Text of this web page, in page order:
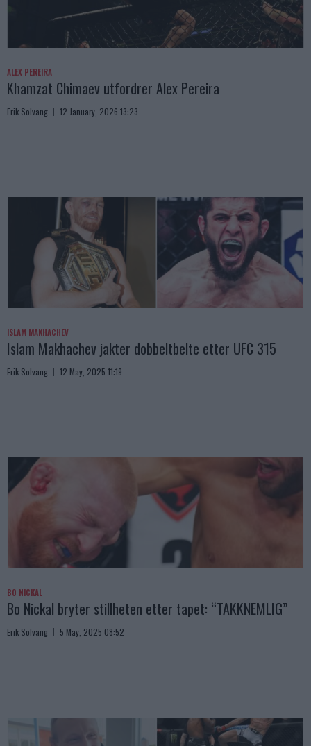
ALEX PEREIRA
Khamzat Chimaev utfordrer Alex Pereira
Erik Solvang 12 January, 2026 13:23
ISLAM MAKHACHEV
Islam Makhachev jakter dobbeltbelte etter UFC 315
Erik Solvang 12 May, 2025 11:19
BO NICKAL
Bo Nickal bryter stillheten etter tapet: “TAKKNEMLIG”
Erik Solvang 5 May, 2025 08:52